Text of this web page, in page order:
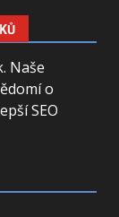
Naše
o
SEO